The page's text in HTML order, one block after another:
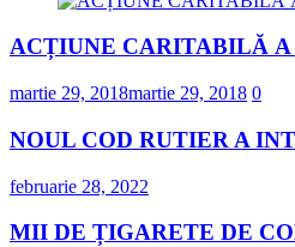
ACȚIUNE CARITABILĂ
martie 29, 2018martie 29, 2018 0
NOUL COD RUTIER A
februarie 28, 2022
MII DE ȚIGARETE DE